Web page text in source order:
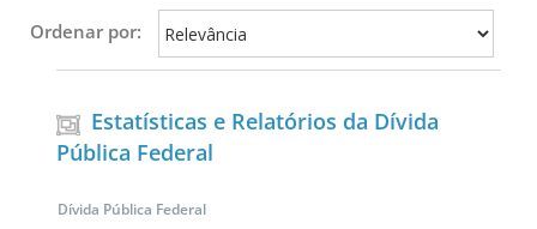
Ordenar por:
Estatísticas e Relatórios da Dívida
Pública Federal
Dívida Pública Federal